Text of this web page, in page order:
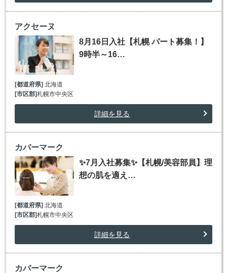
アクセーヌ
8月16日入社【札幌 パート募集！】
9時半～16…
[都道府県]北海道
[市区郡]札幌市中央区
詳細を見る
カバーマーク
✨7月入社募集✨【札幌/美容部員】理
想の肌を適え…
[都道府県]北海道
[市区郡]札幌市中央区
詳細を見る
カバーマーク